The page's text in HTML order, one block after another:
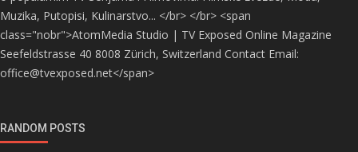
Muzika, Putopisi, Kulinarstvo... </br> </br> <span
class="nobr">AtomMedia Studio | TV Exposed Online Magazine
Seefeldstrasse 40 8008 Zürich, Switzerland Contact Email:
office@tvexposed.net</span>
RANDOM POSTS